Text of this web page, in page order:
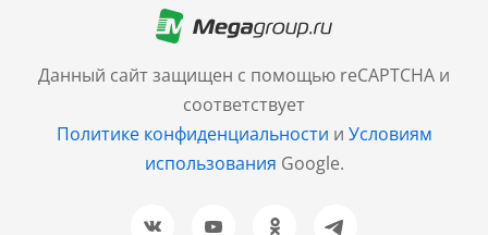
Данный сайт защищен с помощью reCAPTCHA и
соответствует
Политике конфиденциальности и Условиям
использования Google.
+7 (499) 705-30-10
Санкт-Петербург
+7 (812) 600-77-33
Барнаул
+7 (961) 999-93-93
Новосибирск